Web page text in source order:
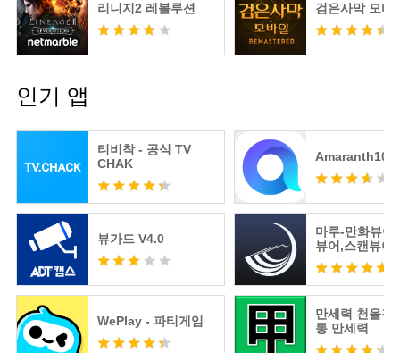
리니지2 레볼루션 검은사막 모바
인기 앱
티비착 - 공식 TV
CHAK
뷰가드 V4.0
WePlay - 파티게임
Amaranth10
마루-만화뷰어
뷰어,스캔뷰어
어
만세력 천을귀
통 만세력